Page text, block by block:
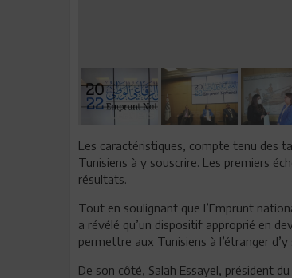
Les caractéristiques, compte tenu des
Tunisiens à y souscrire. Les premiers
résultats.
Tout en soulignant que l’Emprunt
a révélé qu’un dispositif approprié en
permettre aux Tunisiens à l’étranger
De son côté, Salah Essayel, président